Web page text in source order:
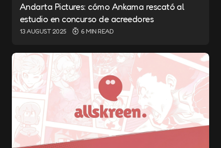
Andarta Pictures: cómo Ankama rescató al
estudio en concurso de acreedores
13 AUGUST 2025 6 MIN READ